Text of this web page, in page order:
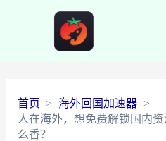
首页
海外回国加速器
人在海外，想免费解锁国内
么香？